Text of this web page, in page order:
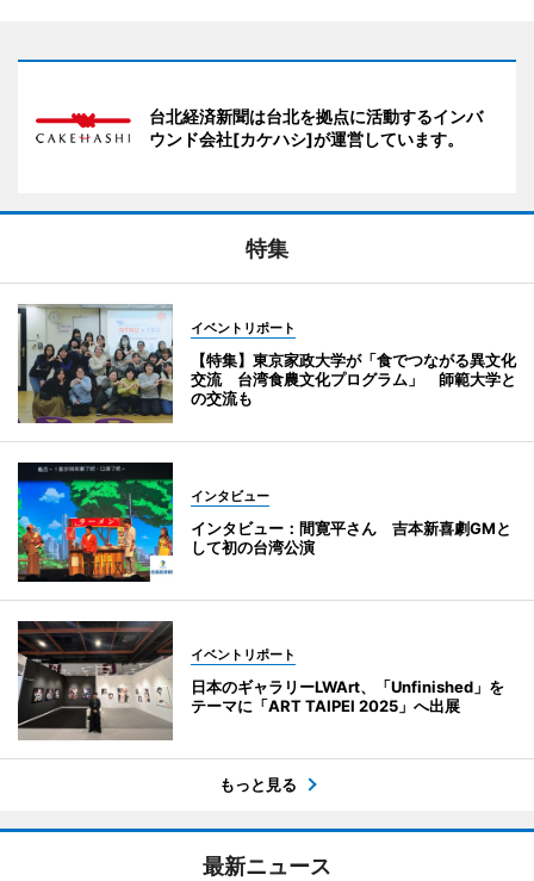
台北経済新聞は台北を拠点に活動するインバ
ウンド会社[カケハシ]が運営しています。
特集
イベントリポート
【特集】東京家政大学が「食でつながる異文化
交流 台湾食農文化プログラム」 師範大学と
の交流も
インタビュー
インタビュー：間寛平さん 吉本新喜劇GMと
して初の台湾公演
イベントリポート
日本のギャラリーLWArt、「Unfinished」を
テーマに「ART TAIPEI 2025」へ出展
もっと見る
最新ニュース